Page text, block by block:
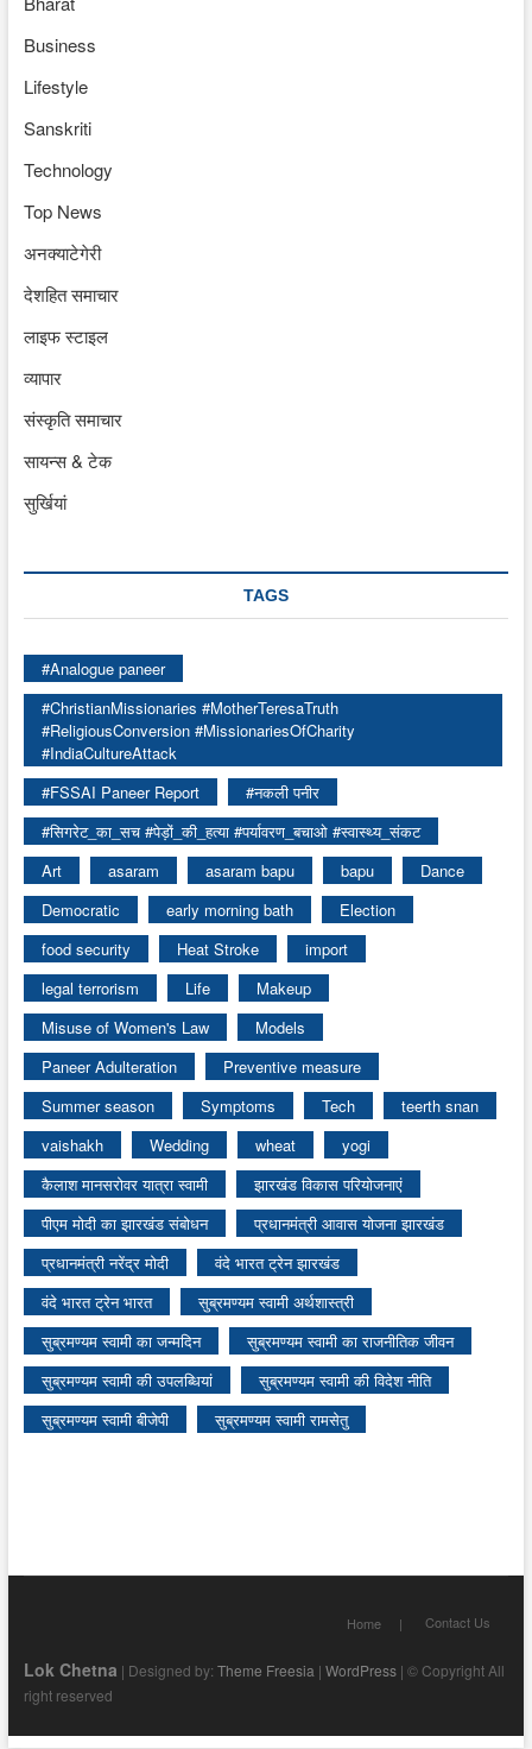
Business
Lifestyle
Sanskriti
Technology
Top News
अनक्याटेगेरी
देशहित समाचार
लाइफ स्टाइल
व्यापार
संस्कृति समाचार
सायन्स & टेक
सुर्खियां
TAGS
#Analogue paneer
#ChristianMissionaries #MotherTeresaTruth
#ReligiousConversion #MissionariesOfCharity
#IndiaCultureAttack
#FSSAI Paneer Report
#नकली पनीर
#सिगरेट_का_सच #पेड़ों_की_हत्या #पर्यावरण_बचाओ #स्वास्थ्य_संकट
Art
asaram asaram bapu bapu
Dance
Democratic
early morning bath
Election
food security
Heat Stroke
import
legal terrorism
Life
Makeup
Misuse of Women's Law
Models
Paneer Adulteration
Preventive measure
Summer season
Symptoms Tech
teerth snan
vaishakh
Wedding wheat
yogi
कैलाश मानसरोवर यात्रा स्वामी
झारखंड विकास परियोजनाएं
पीएम मोदी का झारखंड संबोधन
प्रधानमंत्री आवास योजना झारखंड
प्रधानमंत्री नरेंद्र मोदी
वंदे भारत ट्रेन झारखंड
वंदे भारत ट्रेन भारत
सुब्रमण्यम स्वामी अर्थशास्त्री
सुब्रमण्यम स्वामी का जन्मदिन
सुब्रमण्यम स्वामी का राजनीतिक जीवन
सुब्रमण्यम स्वामी की उपलब्धियां
सुब्रमण्यम स्वामी की विदेश नीति
सुब्रमण्यम स्वामी बीजेपी
सुब्रमण्यम स्वामी रामसेतु
Home Contact Us
Lok Chetna | Designed by: Theme Freesia| WordPress| © Copyright All
right reserved